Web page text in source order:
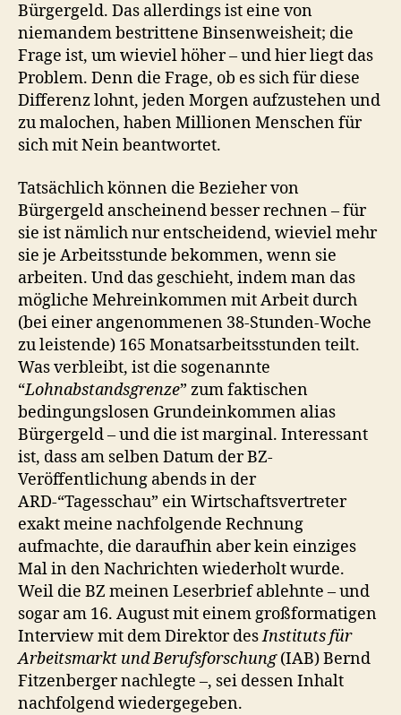
Bürgergeld. Das allerdings ist eine von
niemandem bestrittene Binsenweisheit; die
Frage ist, um wieviel höher – und hier liegt das
Problem. Denn die Frage, ob es sich für diese
Differenz lohnt, jeden Morgen aufzustehen und
zu malochen, haben Millionen Menschen für
sich mit Nein beantwortet.
Tatsächlich können die Bezieher von
Bürgergeld anscheinend besser rechnen – für
sie ist nämlich nur entscheidend, wieviel mehr
sie je Arbeitsstunde bekommen, wenn sie
arbeiten. Und das geschieht, indem man das
mögliche Mehreinkommen mit Arbeit durch
(bei einer angenommenen 38-Stunden-Woche
zu leistende) 165 Monatsarbeitsstunden teilt.
Was verbleibt, ist die sogenannte
“Lohnabstandsgrenze” zum faktischen
bedingungslosen Grundeinkommen alias
Bürgergeld – und die ist marginal. Interessant
ist, dass am selben Datum der BZ-
Veröffentlichung abends in der
ARD-“Tagesschau” ein Wirtschaftsvertreter
exakt meine nachfolgende Rechnung
aufmachte, die daraufhin aber kein einziges
Mal in den Nachrichten wiederholt wurde.
Weil die BZ meinen Leserbrief ablehnte – und
sogar am 16. August mit einem großformatigen
Interview mit dem Direktor desInstituts für
Arbeitsmarkt und Berufsforschung(IAB) Bernd
Fitzenberger nachlegte –, sei dessen Inhalt
nachfolgend wiedergegeben.